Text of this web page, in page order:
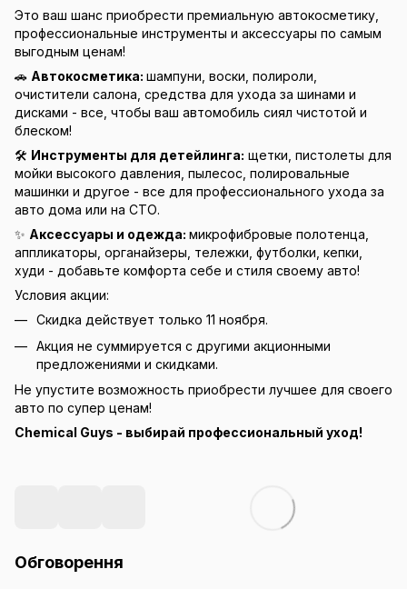
Это ваш шанс приобрести премиальную автокосметику,
профессиональные инструменты и аксессуары по самым
выгодным ценам!
🚗 Автокосметика: шампуни, воски, полироли,
очистители салона, средства для ухода за шинами и
дисками - все, чтобы ваш автомобиль сиял чистотой и
блеском!
🛠️ Инструменты для детейлинга: щетки, пистолеты для
мойки высокого давления, пылесос, полировальные
машинки и другое - все для профессионального ухода за
авто дома или на СТО.
✨ Аксессуары и одежда: микрофибровые полотенца,
аппликаторы, органайзеры, тележки, футболки, кепки,
худи - добавьте комфорта себе и стиля своему авто!
Условия акции:
Скидка действует только 11 ноября.
Акция не суммируется с другими акционными
предложениями и скидками.
Не упустите возможность приобрести лучшее для своего
авто по супер ценам!
Chemical Guys - выбирай профессиональный уход!
Обговорення